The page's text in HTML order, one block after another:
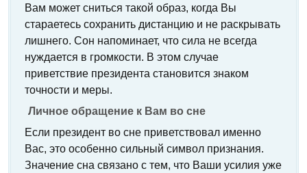
Вам может сниться такой образ, когда Вы
стараетесь сохранить дистанцию и не раскрывать
лишнего. Сон напоминает, что сила не всегда
нуждается в громкости. В этом случае
приветствие президента становится знаком
точности и меры.
Личное обращение к Вам во сне
Если президент во сне приветствовал именно
Вас, это особенно сильный символ признания.
Значение сна связано с тем, что Ваши усилия уже